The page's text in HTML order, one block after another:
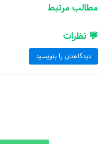
مطالب مرتبط
💬 نظرات
دیدگاهتان را بنویسید